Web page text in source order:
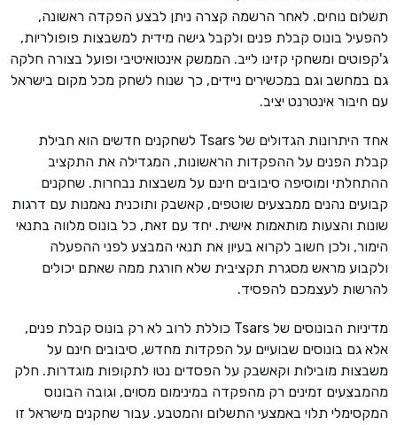
תשלום נוחים. לאחר הרשמה קצרה ניתן לבצע הפקדה ראשונה,
להפעיל בונוס קבלת פנים ולקבל גישה מידית למשבצות פופולריות,
ג'קפוטים ומשחקי קזינו לייב. הממשק אינטואיטיבי ופועל בצורה חלקה
גם במחשב וגם במכשירים ניידים, כך שנוח לשחק מכל מקום בישראל
עם חיבור אינטרנט יציב.
אחד היתרונות הגדולים של Tsars לשחקנים חדשים הוא חבילת
קבלת הפנים על ההפקדות הראשונות, המגדילה את התקציב
ההתחלתי ומוסיפה סיבובים חינם על משבצות נבחרות. שחקנים
קבועים נהנים ממבצעים שוטפים, קאשבק ותוכנית נאמנות עם דרגות
שונות והצעות מותאמות אישית. יחד עם זאת, כל בונוס מלווה בתנאי
הימור, ולכן חשוב לקרוא בעיון את תנאי המבצע לפני ההפעלה
ולקבוע מראש מסגרת תקציבית שלא חורגת ממה שאתם יכולים
להרשות לעצמכם להפסיד.
מדיניות הבונוסים של Tsars כוללת לרוב לא רק בונוס קבלת פנים,
אלא גם בונוסים שבועיים על הפקדות מחדש, סיבובים חינם על
משבצות מובילות וקאשבק על הפסדים נטו לתקופות מוגדרות. חלק
מהמבצעים זמינים רק מהפקדה במינימום מסוים, וגובה הבונוס
המקסימלי תלוי באמצעי התשלום והמטבע. עבור שחקנים מישראל זו